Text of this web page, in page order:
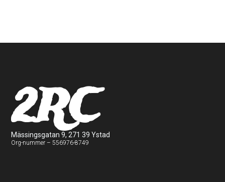
2RC
Mässingsgatan 9, 271 39 Ystad
Org-nummer – 556976-8749